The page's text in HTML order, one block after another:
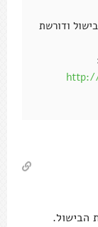
ודורשת
http://
הבישול.